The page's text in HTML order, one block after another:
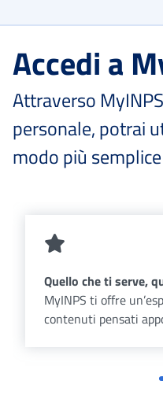
Accedi a
Attraverso
personale, potrai
modo più
Quello che ti serve,
MyINPS ti offre
contenuti pensati